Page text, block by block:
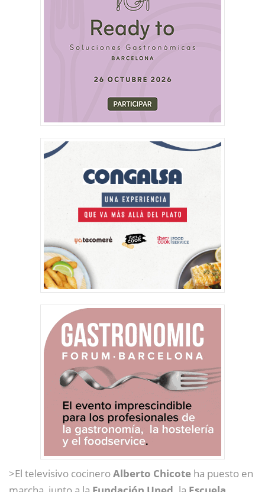
>El televisivo cocineroAlberto Chicote ha puesto en